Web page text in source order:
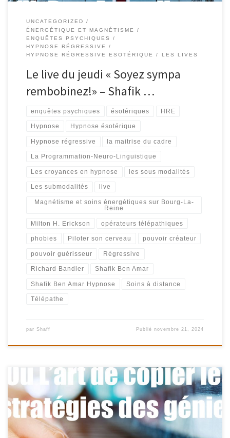
UNCATEGORIZED
ÉNERGÉTIQUE ET MAGNÉTISME
ENQUÊTES PSYCHIQUES
HYPNOSE RÉGRESSIVE
HYPNOSE RÉGRESSIVE ESOTÉRIQUE
LES LIVES
Le live du jeudi « Soyez sympa
rembobinez!» – Shafik …
enquêtes psychiques ésotériques HRE
Hypnose Hypnose ésotérique
Hypnose régressive la maitrise du cadre
La Programmation-Neuro-Linguistique
Les croyances en hypnose les sous modalités
Les submodalités live
Magnétisme et soins énergétiques sur Bourg-La-
Reine
Milton H. Erickson opérateurs télépathiques
phobies Piloter son cerveau pouvoir créateur
pouvoir guérisseur Régressive
Richard Bandler Shafik Ben Amar
Shafik Ben Amar Hypnose Soins à distance
Télépathe
par Shaff Publiénovembre 21, 2024
Le live du jeudi « La modélisation », L’art de copier les stratégies
des génies Shafik Ben Amar Hypnose Régressive ésotériques
Précaution à prendre : Il s’agit de copier ce que la personne réussi